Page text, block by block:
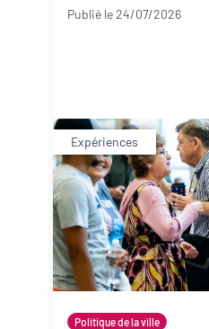
Publié le 24/07/2026
Expériences
Politique de la ville